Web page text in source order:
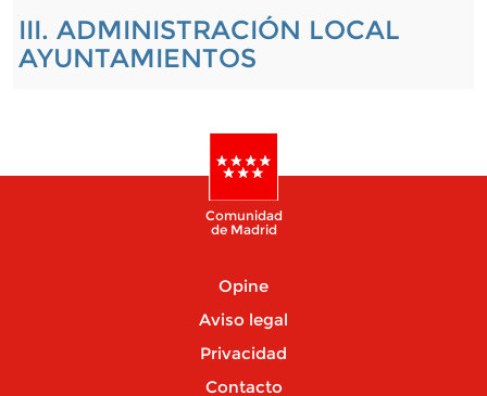
III. ADMINISTRACIÓN LOCAL
AYUNTAMIENTOS
Comunidad
de Madrid
Opine
Aviso legal
Privacidad
Contacto